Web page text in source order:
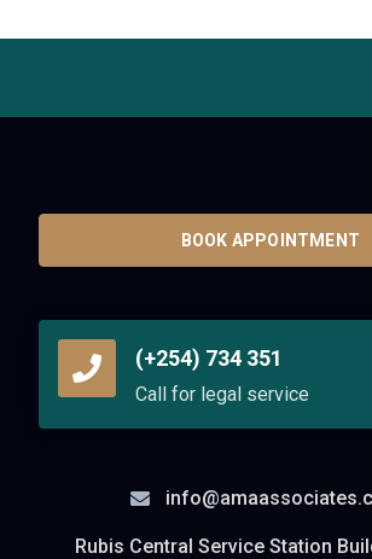
BOOK APPOINTMENT
(+254) 734 351
Call for legal service
Rubis Central Service Station